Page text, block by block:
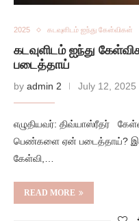
2025 கடவுளிடம் ஐந்து கேள்விகள்
கடவுளிடம் ஐந்து
படைத்தாய்
by admin 2 July 12, 2025
எழுதியவர்: திவ்யாஸ்ரீதர்
பெண்களை ஏன் படைத்தாய்?
கேள்வி,…
READ MORE